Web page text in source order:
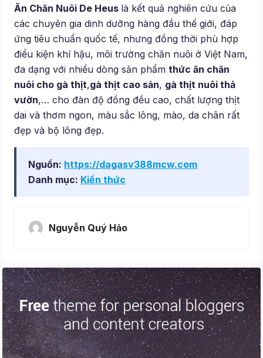
Ăn Chăn Nuôi De Heus là kết quả nghiên cứu của
các chuyên gia dinh dưỡng hàng đầu thế giới, đáp
ứng tiêu chuẩn quốc tế, nhưng đồng thời phù hợp
điều kiện khí hậu, môi trường chăn nuôi ở Việt Nam,
đa dạng với nhiều dòng sản phẩmthức ăn chăn
nuôi cho gà thịt,gà thịt cao sản, gà thịt nuôi thả
vườn,… cho đàn độ đồng đều cao, chất lượng thịt
dai và thơm ngon, màu sắc lông, mào, da chân rất
đẹp và bộ lông đẹp.
Nguồn: https://dagasv388mcw.com
Danh mục: Kiến thức
Nguyễn Quý Hảo